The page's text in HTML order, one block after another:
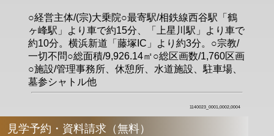
○経営主体/(宗)大乗院○最寄駅/相鉄線西谷駅「鶴
ヶ峰駅」より車で約15分、「上星川駅」より車で
約10分。横浜新道「藤塚IC」より約3分。○宗教/
一切不問○総面積/9,926.14㎡○総区画数/1,760区画
○施設/管理事務所、休憩所、水道施設、駐車場、
墓参シャトル他
1140023_0001,0002,0004
見学予約・資料請求（無料）